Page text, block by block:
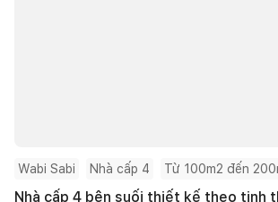
Wabi Sabi Nhà cấp 4 Từ 100m2 đến
Nhà cấp 4 bên suối thiết kế theo tinh